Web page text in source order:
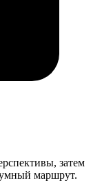
затем
маршрут.